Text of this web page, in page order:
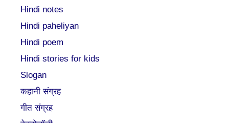
Hindi notes
Hindi paheliyan
Hindi poem
Hindi stories for kids
Slogan
कहानी संग्रह
गीत संग्रह